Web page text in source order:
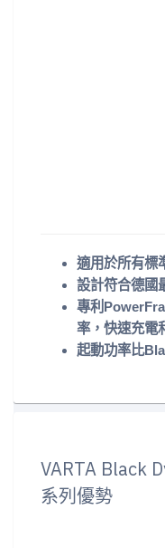
適用於所有標
設計符合德國
專利
率，快速充電
起動功率比
VARTA Black
系列優勢